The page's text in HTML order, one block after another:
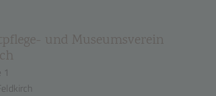
und Museumsverein
1